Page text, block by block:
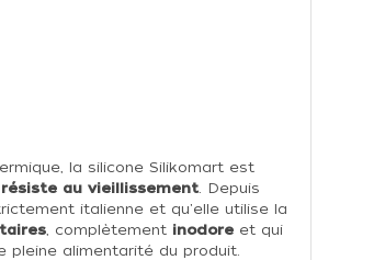
la silicone Silikomart est
résiste au vieillissement . Depuis
italienne et qu'elle utilise la
, complètement inodore et qui
alimentarité du produit.